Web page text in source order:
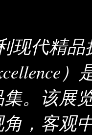
现代精
。该展
，客观